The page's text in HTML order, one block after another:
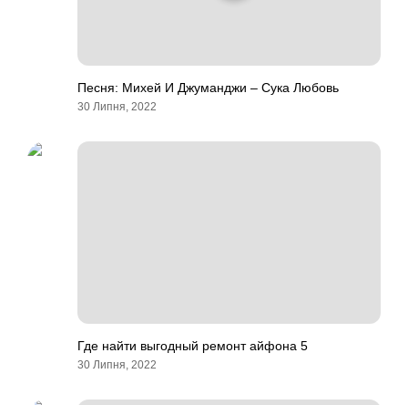
Песня: Михей И Джуманджи – Сука Любовь
30 Липня, 2022
Где найти выгодный ремонт айфона 5
30 Липня, 2022